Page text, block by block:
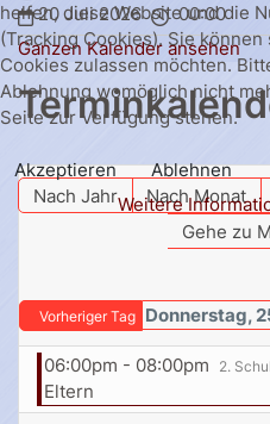
20 Juli 2026
00:00
Ganzen Kalender ansehen
Nach Jahr Nach Monat
Gehe zu
Vorheriger Tag Donnerstag,
06:00pm - 08:00pm 2.
Eltern
helfen, diese Website und die
(Tracking Cookies). Sie
Cookies zulassen möchten.
Ablehnung womöglich nicht
Seite zur Verfügung stehen.
Akzeptieren
Ablehnen
Weitere